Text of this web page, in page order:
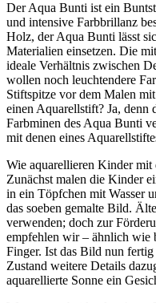
Der Aqua Bunti ist ein
und intensive Farbbrillanz
Holz, der Aqua Bunti lässt
Materialien einsetzen. Die
ideale Verhältnis zwischen
wollen noch leuchtendere
Stiftspitze vor dem Malen
einen Aquarellstift? Ja, denn
Farbminen des Aqua Bunti
mit denen eines
Wie aquarellieren Kinder
Zunächst malen die Kinder
in ein Töpfchen mit Wasser
das soeben gemalte Bild.
verwenden; doch zur
empfehlen wir – ähnlich wie
Finger. Ist das Bild nun
Zustand weitere Details
aquarellierte Sonne ein